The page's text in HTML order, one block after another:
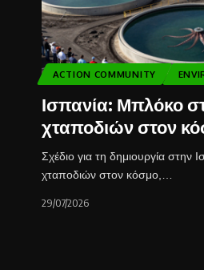
ACTION COMMUNITY
Ισπανία: Μπλόκο
χταποδιών στον
Σχέδιο για τη δημιουργία στην
χταποδιών στον κόσμο,…
29/07/2026